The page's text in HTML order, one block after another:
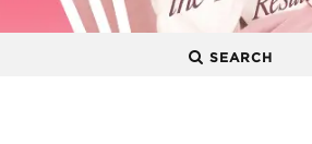
SEARCH